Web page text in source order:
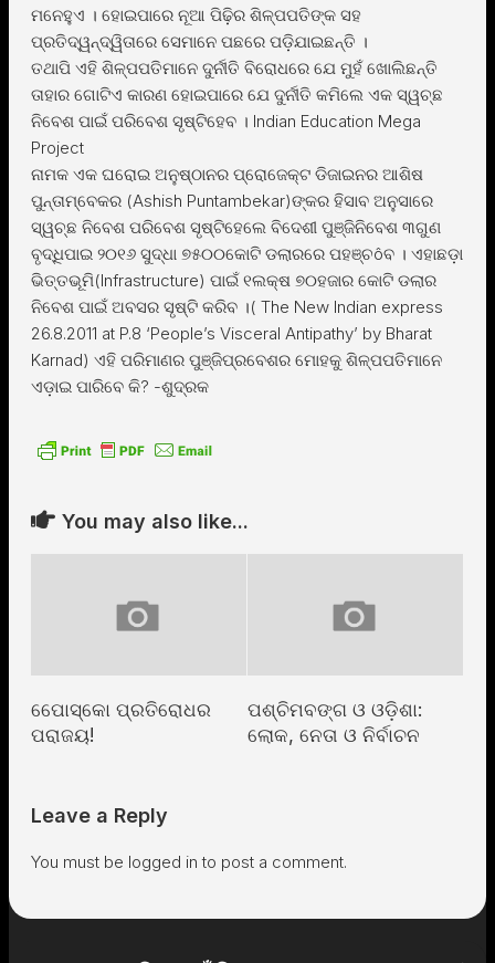
ମନେହୁଏ । ହୋଇପାରେ ନୂଆ ପିଢ଼ିର ଶିଳ୍ପପତିଙ୍କ ସହ
ପ୍ରତିଦ୍ୱନ୍ଦ୍ୱିତାରେ ସେମାନେ ପଛରେ ପଡ଼ିଯାଇଛନ୍ତି ।
ତଥାପି ଏହି ଶିଳ୍ପପତିମାନେ ଦୁର୍ନୀତି ବିରୋଧରେ ଯେ ମୁହଁ ଖୋଲିଛନ୍ତି
ତାହାର ଗୋଟିଏ କାରଣ ହୋଇପାରେ ଯେ ଦୁର୍ନୀତି କମିଲେ ଏକ ସ୍ୱଚ୍ଛ
ନିବେଶ ପାଇଁ ପରିବେଶ ସୃଷ୍ଟିହେବ । Indian Education Mega
Project
ନାମକ ଏକ ଘରୋଇ ଅନୁଷ୍ଠାନର ପ୍ରୋଜେକ୍ଟ ଡିଜାଇନର ଆଶିଷ
ପୁନ୍ତାମ୍ବେକର (Ashish Puntambekar)ଙ୍କର ହିସାବ ଅନୁସାରେ
ସ୍ୱଚ୍ଛ ନିବେଶ ପରିବେଶ ସୃଷ୍ଟିହେଲେ ବିଦେଶୀ ପୁଞ୍ଜିନିବେଶ ୩ଗୁଣ
ବୃଦ୍ଧିପାଇ ୨୦୧୬ ସୁଦ୍ଧା ୭୫୦୦କୋଟି ଡଲାରରେ ପହଞ୍ଚôବ । ଏହାଛଡ଼ା
ଭିତ୍ତଭୂମି(Infrastructure) ପାଇଁ ୧ଲକ୍ଷ ୭୦ହଜାର କୋଟି ଡଲାର
ନିବେଶ ପାଇଁ ଅବସର ସୃଷ୍ଟି କରିବ ।( The New Indian express
26.8.2011 at P.8 ‘People’s Visceral Antipathy’ by Bharat
Karnad) ଏହି ପରିମାଣର ପୁଞ୍ଜିପ୍ରବେଶର ମୋହକୁ ଶିଳ୍ପପତିମାନେ
ଏଡ଼ାଇ ପାରିବେ କି? -ଶୁଦ୍ରକ
You may also like...
ପୋେସ୍କୋ ପ୍ରତିରୋଧର
ପରାଜୟ!
ପଶ୍ଚିମବଙ୍ଗ ଓ ଓଡ଼ିଶା:
ଲୋକ, ନେତା ଓ ନିର୍ବାଚନ
Leave a Reply
You must be logged in to post a comment.